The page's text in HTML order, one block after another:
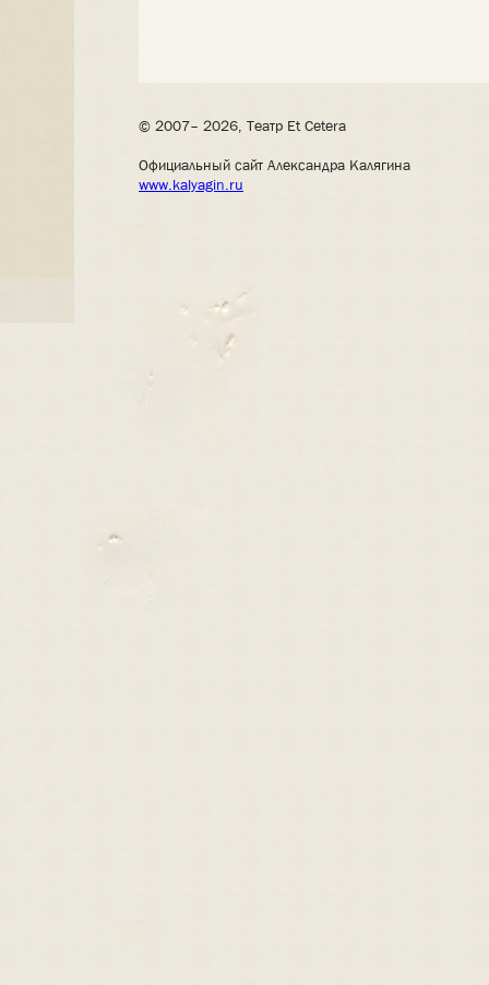
© 2007– 2026, Театр Et Cetera
Официальный сайт Александра Калягина
www.kalyagin.ru